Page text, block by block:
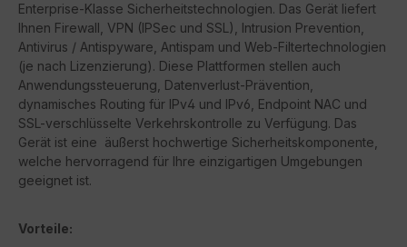
Enterprise-Klasse Sicherheitstechnologien. Das Gerät liefert
Ihnen Firewall, VPN (IPSec und SSL), Intrusion Prevention,
Antivirus / Antispyware, Antispam und Web-Filtertechnologien
(je nach Lizenzierung). Diese Plattformen stellen auch
Anwendungssteuerung, Datenverlust-Prävention,
dynamisches Routing für IPv4 und IPv6, Endpoint NAC und
SSL-verschlüsselte Verkehrskontrolle zu Verfügung. Das
Gerät ist eine äußerst hochwertige Sicherheitskomponente,
welche hervorragend für Ihre einzigartigen Umgebungen
geeignet ist.
Vorteile: